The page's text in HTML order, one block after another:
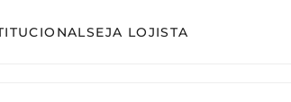
SEJA LOJISTA